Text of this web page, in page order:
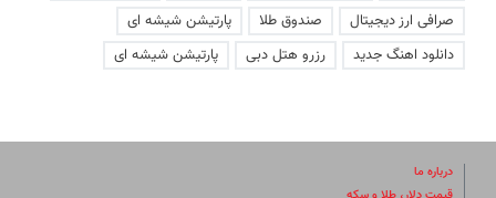
صرافی ارز دیجیتال
صندوق طلا
پارتیشن شیشه ای
دانلود اهنگ جدید
رزرو هتل دبی پارتیشن شیشه ای
درباره ما